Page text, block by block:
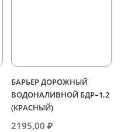
БАРЬЕР ДОРОЖНЫЙ
ВОДОНАЛИВНОЙ БДР–1,2
(КРАСНЫЙ)
2195,00₽